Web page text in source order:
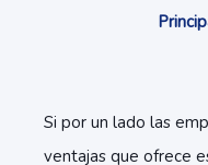
Si por un lado las
ventajas que ofrece